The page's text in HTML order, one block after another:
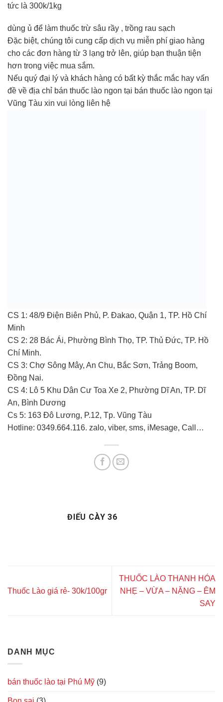
DANH MỤC
bán thuốc lào tại Phú Mỹ (9)
tức là 300k/1kg
dùng ủ để làm thuốc trừ sâu rầy , trồng rau sạch
Đặc biệt, chúng tôi cung cấp dịch vụ miễn phí giao hàng
cho các đơn hàng từ 3 lạng trở lên, giúp bạn thuận tiện
hơn trong việc mua sắm.
Nếu quý đại lý và khách hàng có bất kỳ thắc mắc hay vấn
đề về địa chỉ bán thuốc lào ngon tại bán thuốc lào ngon tại
Vũng Tàu xin vui lòng liên hệ
CS 1: 48/9 Điện Biên Phủ, P. Đakao, Quận 1, TP. Hồ Chí
Minh
CS 2: 28 Bác Ái, Phường Bình Thọ, TP. Thủ Đức, TP. Hồ
Chí Minh.
CS 3: Chợ Sông Mây, An Chu, Bắc Sơn, Trảng Boom,
Đồng Nai.
CS 4: Lô 5 Khu Dân Cư Toa Xe 2, Phường Dĩ An, TP. Dĩ
An, Bình Dương
Cs 5: 163 Đô Lương, P.12, Tp. Vũng Tàu
Hotline: 0349.664.116. zalo, viber, sms, iMesage, Call…
ĐIẾU CÀY 36
Thuốc Lào giá rẻ- 30k/100gr
THUỐC LÀO THANH HÓA
NHẸ – VỪA – NẶNG – ÊM
SAY